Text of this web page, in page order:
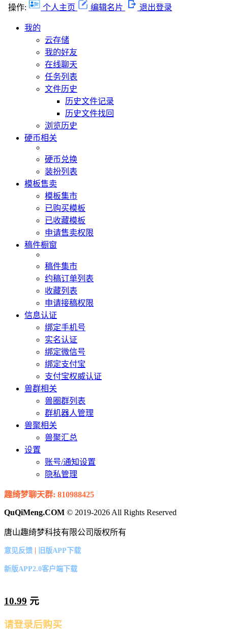
操作: 个人主页 编辑名片 退出登录
我的
云存储
我的好友
在线聊天
任务列表
文件历史
历史文件记录
历史文件找回
浏览历史
硬币相关
硬币兑换
装扮列表
模板售卖
模板集市
已购买模板
已收藏模板
申请售卖权限
稿件橱窗
稿件集市
约稿订单列表
收藏列表
申请接稿权限
信息认证
绑定手机号
实名认证
绑定微信号
绑定支付宝
支付宝权威认证
兽群相关
兽圈群列表
群机器人管理
兽聚相关
兽聚汇总
设置
账号/通知设置
隐私管理
趣绮梦聊天群: 810988425
QuQiMeng.COM © 2019-2026 All Rights Reserved
唐山趣绮梦科技有限公司版权所有
意见反馈 | 旧版APP下载
新版APP2.0客户端下载
10.99 元
请登录后购买